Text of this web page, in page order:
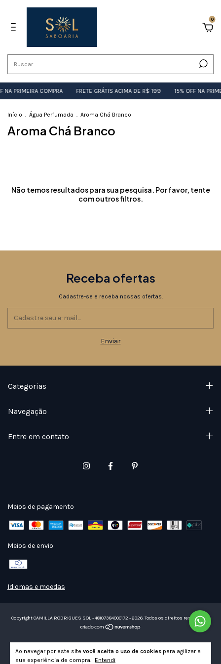
0
NA PRIMEIRA COMPRA FRETE GRÁTIS ACIMA DE R$ 199 15% OFF NA
Ao navegar por este site você aceita o uso de cookies para agilizar a
sua experiência de compra. Entendi
Início . Água Perfumada . Aroma Chá Branco
Aroma Chá Branco
Não temos resultados para sua pesquisa. Por favor, tente
com outros filtros.
Receba ofertas
Cadastre-se e receba nossas ofertas.
Categorias
Navegação
Entre em contato
Meios de pagamento
Meios de envio
Idiomas e moedas
Copyright CAMILLA RODRIGUES SOL - 48107384000172 - 2026. Todos os direitos reservados.